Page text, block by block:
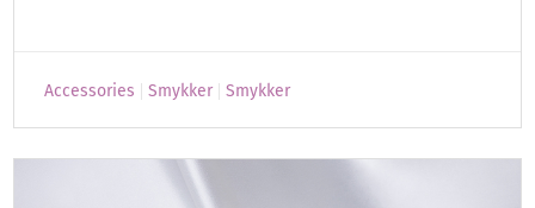
Accessories Smykker Smykker